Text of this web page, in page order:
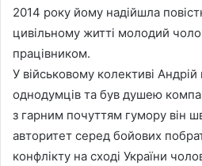
2014 року йому надійшла
цивільному житті молодий
працівником.
У військовому колективі
однодумців та був душею
з гарним почуттям гумору він
авторитет серед бойових
конфлікту на сході України